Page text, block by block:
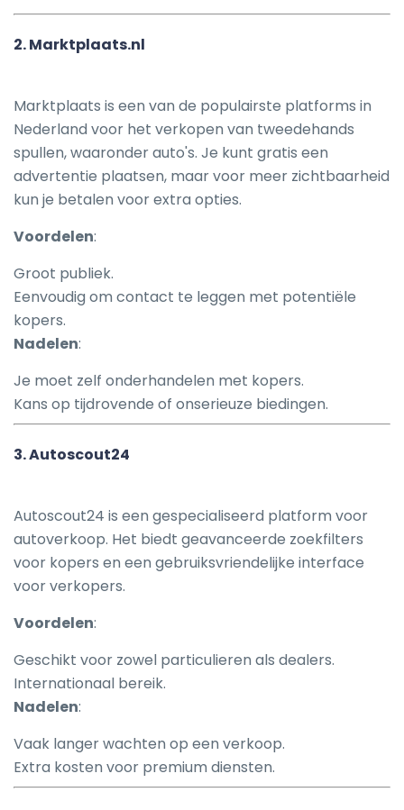
2.Marktplaats.nl
Marktplaats is een van de populairste platforms in
Nederland voor het verkopen van tweedehands
spullen, waaronder auto's. Je kunt gratis een
advertentie plaatsen, maar voor meer zichtbaarheid
kun je betalen voor extra opties.
Voordelen:
Groot publiek.
Eenvoudig om contact te leggen met potentiële
kopers.
Nadelen:
Je moet zelf onderhandelen met kopers.
Kans op tijdrovende of onserieuze biedingen.
3.Autoscout24
Autoscout24 is een gespecialiseerd platform voor
autoverkoop. Het biedt geavanceerde zoekfilters
voor kopers en een gebruiksvriendelijke interface
voor verkopers.
Voordelen:
Geschikt voor zowel particulieren als dealers.
Internationaal bereik.
Nadelen:
Vaak langer wachten op een verkoop.
Extra kosten voor premium diensten.